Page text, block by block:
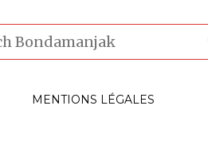
MENTIONS LÉGALES